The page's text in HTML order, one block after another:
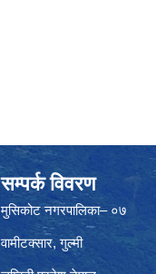
सम्पर्क विवरण
मुसिकोट नगरपालिका– ०७
वामीटक्सार, गुल्मी